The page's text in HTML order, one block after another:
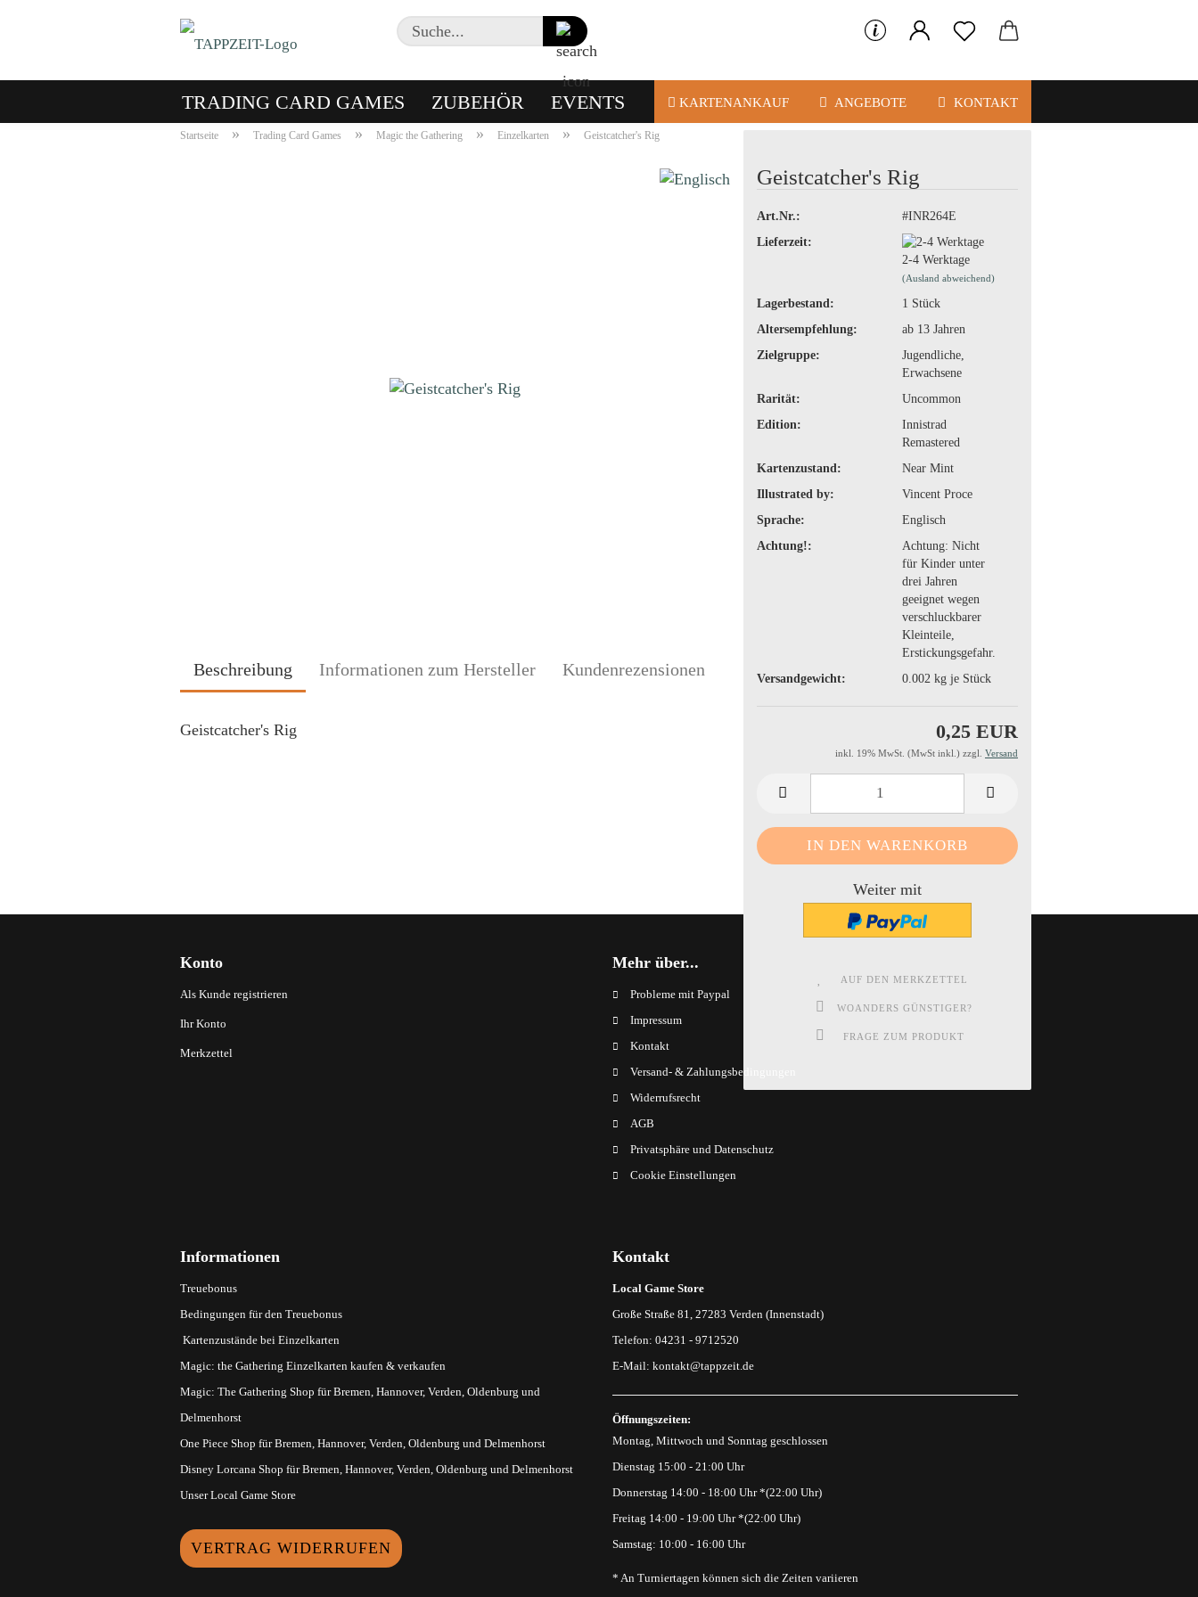
Suche...
TRADING CARD GAMES ZUBEHÖR EVENTS KARTENANKAUF ANGEBOTE KONTAKT
Startseite » Trading Card Games » Magic the Gathering » Einzelkarten » Geistcatcher's Rig
Geistcatcher's Rig
Art.Nr.:
#INR264E
Lieferzeit:
2-4 Werktage
(Ausland abweichend)
Lagerbestand: 1 Stück
Altersempfehlung:
ab 13 Jahren
Zielgruppe:
Jugendliche,
Erwachsene
Rarität:
Uncommon
Edition:
Innistrad
Remastered
Kartenzustand:
Near Mint
Illustrated by:
Vincent Proce
Sprache:
Englisch
Achtung!:
Achtung: Nicht
für Kinder unter
drei Jahren
geeignet wegen
verschluckbarer
Kleinteile,
Erstickungsgefahr.
Versandgewicht:
0.002 kg je Stück
0,25 EUR
inkl. 19% MwSt. (MwSt inkl.) zzgl. Versand
Weiter mit
AUF DEN MERKZETTEL
WOANDERS GÜNSTIGER?
FRAGE ZUM PRODUKT
Beschreibung Informationen zum Hersteller Kundenrezensionen
Geistcatcher's Rig
Konto
Als Kunde registrieren
Ihr Konto
Merkzettel
Mehr über...
Probleme mit Paypal
Impressum
Kontakt
Versand- & Zahlungsbedingungen
Widerrufsrecht
AGB
Privatsphäre und Datenschutz
Cookie Einstellungen
Informationen
Treuebonus
Bedingungen für den Treuebonus
Kartenzustände bei Einzelkarten
Magic: the Gathering Einzelkarten kaufen & verkaufen
Magic: The Gathering Shop für Bremen, Hannover, Verden, Oldenburg und
Delmenhorst
One Piece Shop für Bremen, Hannover, Verden, Oldenburg und Delmenhorst
Disney Lorcana Shop für Bremen, Hannover, Verden, Oldenburg und Delmenhorst
Unser Local Game Store
Kontakt
Local Game Store
Große Straße 81, 27283 Verden (Innenstadt)
Telefon: 04231 - 9712520
E-Mail: kontakt@tappzeit.de
Öffnungszeiten:
Montag, Mittwoch und Sonntag geschlossen
Dienstag 15:00 - 21:00 Uhr
Donnerstag 14:00 - 18:00 Uhr *(22:00 Uhr)
Freitag 14:00 - 19:00 Uhr *(22:00 Uhr)
Samstag: 10:00 - 16:00 Uhr
* An Turniertagen können sich die Zeiten variieren
VERTRAG WIDERRUFEN